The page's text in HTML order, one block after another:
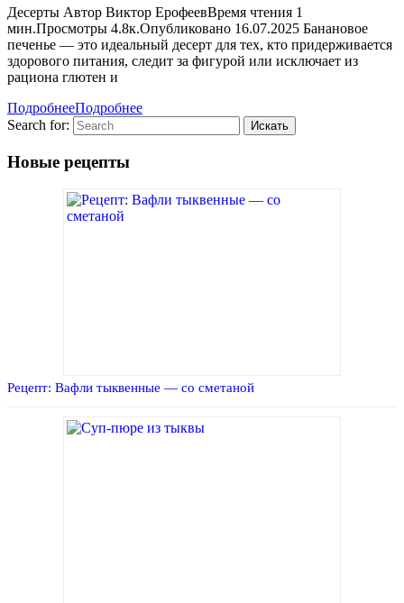
Десерты Автор Виктор ЕрофеевВремя чтения 1
мин.Просмотры 4.8к.Опубликовано 16.07.2025 Банановое
печенье — это идеальный десерт для тех, кто придерживается
здорового питания, следит за фигурой или исключает из
рациона глютен и
ПодробнееПодробнее
Search for:
Новые рецепты
Рецепт: Вафли тыквенные — со сметаной